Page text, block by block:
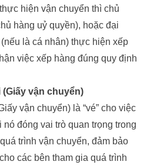
hiện vận chuyển thì chủ
hàng uỷ quyền), hoặc đại
là cá nhân) thực hiện xếp
việc xếp hàng đúng quy định
vận chuyển)
vận chuyển) là “vé” cho việc
đóng vai trò quan trọng trong
trình vận chuyển, đảm bảo
các bên tham gia quá trình